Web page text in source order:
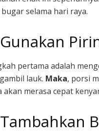
selama hari raya.
pertama adalah
lauk. Maka, porsi
akan merasa cepat